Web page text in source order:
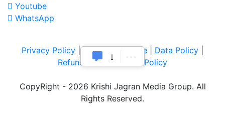
Youtube
WhatsApp
Privacy Policy |Terms of Service Data Policy
Refund & Cancellation Policy
CopyRight - 2026 Krishi Jagran Media Group. All
Rights Reserved.